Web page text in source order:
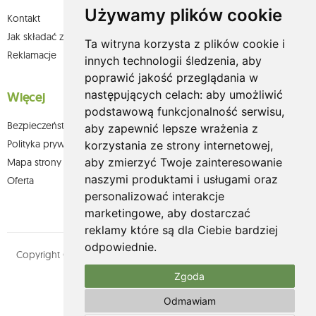
Używamy plików cookie
Ta witryna korzysta z plików cookie i
innych technologii śledzenia, aby
poprawić jakość przeglądania w
następujących celach: aby umożliwić
podstawową funkcjonalność serwisu,
aby zapewnić lepsze wrażenia z
korzystania ze strony internetowej,
aby zmierzyć Twoje zainteresowanie
naszymi produktami i usługami oraz
personalizować interakcje
marketingowe, aby dostarczać
reklamy które są dla Ciebie bardziej
odpowiednie.
Zgoda
Odmawiam
Kontakt
Jak składać zamówienia w sklepie olium.pl?
Reklamacje
Więcej
Bezpieczeństwo płatności
Polityka prywatności
Mapa strony
Oferta
Copyright © olium.pl. Wszystkie prawa zastrzeżone. Designed by
MOUTON interactive
Zobacz nasz profil na: